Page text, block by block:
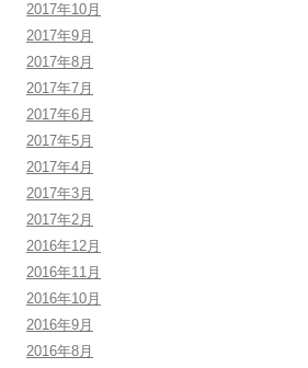
2017年10月
2017年9月
2017年8月
2017年7月
2017年6月
2017年5月
2017年4月
2017年3月
2017年2月
2016年12月
2016年11月
2016年10月
2016年9月
2016年8月